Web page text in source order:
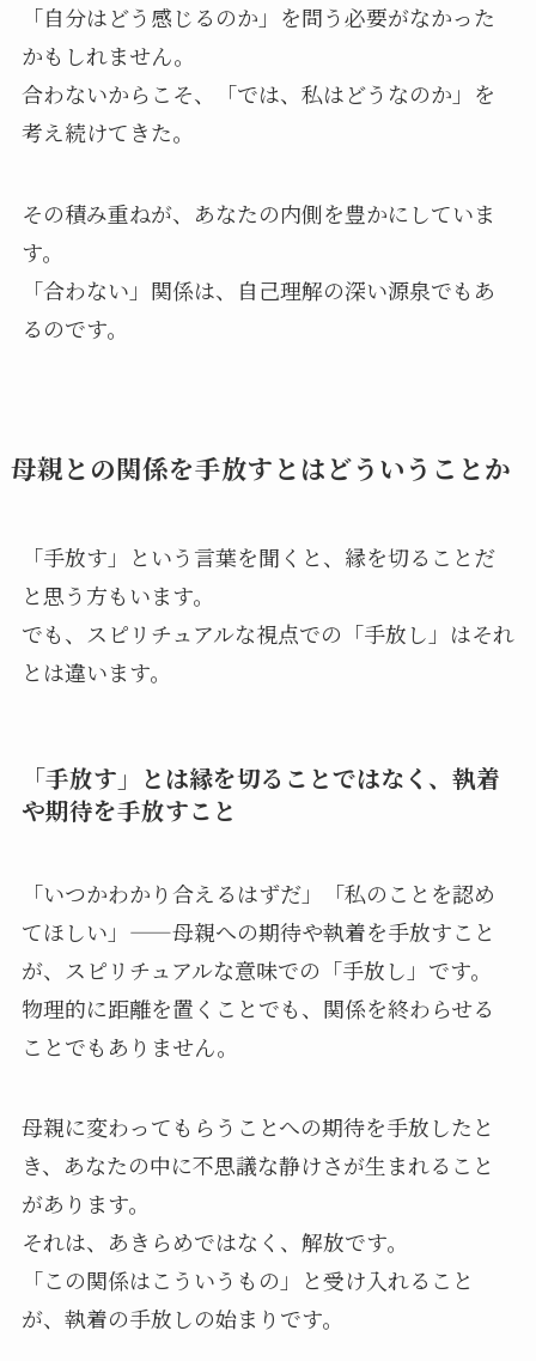
「自分はどう感じるのか」を問う必要がなかった
かもしれません。
合わないからこそ、「では、私はどうなのか」を
考え続けてきた。
その積み重ねが、あなたの内側を豊かにしていま
す。
「合わない」関係は、自己理解の深い源泉でもあ
るのです。
母親との関係を手放すとはどういうことか
「手放す」という言葉を聞くと、縁を切ることだ
と思う方もいます。
でも、スピリチュアルな視点での「手放し」はそれ
とは違います。
「手放す」とは縁を切ることではなく、執着
や期待を手放すこと
「いつかわかり合えるはずだ」「私のことを認め
てほしい」——母親への期待や執着を手放すこと
が、スピリチュアルな意味での「手放し」です。
物理的に距離を置くことでも、関係を終わらせる
ことでもありません。
母親に変わってもらうことへの期待を手放したと
き、あなたの中に不思議な静けさが生まれること
があります。
それは、あきらめではなく、解放です。
「この関係はこういうもの」と受け入れること
が、執着の手放しの始まりです。